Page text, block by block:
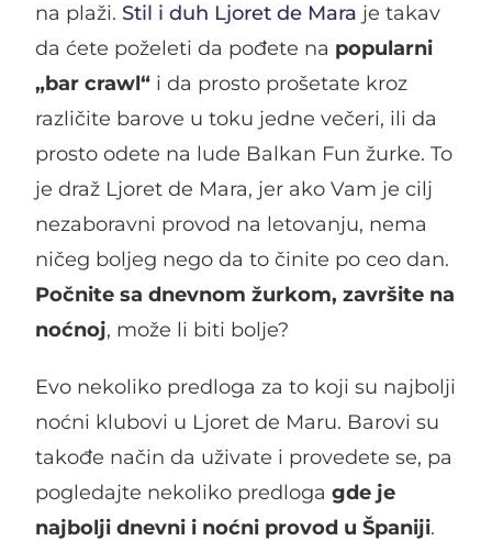
na plaži. Stil i duh Ljoret de Mara je takav
da ćete poželeti da pođete na popularni
„bar crawl“ i da prosto prošetate kroz
različite barove u toku jedne večeri, ili da
prosto odete na lude Balkan Fun žurke. To
je draž Ljoret de Mara, jer ako Vam je cilj
nezaboravni provod na letovanju, nema
ničeg boljeg nego da to činite po ceo dan.
Počnite sa dnevnom žurkom, završite na
noćnoj, može li biti bolje?
Evo nekoliko predloga za to koji su najbolji
noćni klubovi u Ljoret de Maru. Barovi su
takođe način da uživate i provedete se, pa
pogledajte nekoliko predloga gde je
najbolji dnevni i noćni provod u Španiji.